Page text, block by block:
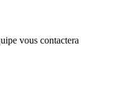
vous contactera